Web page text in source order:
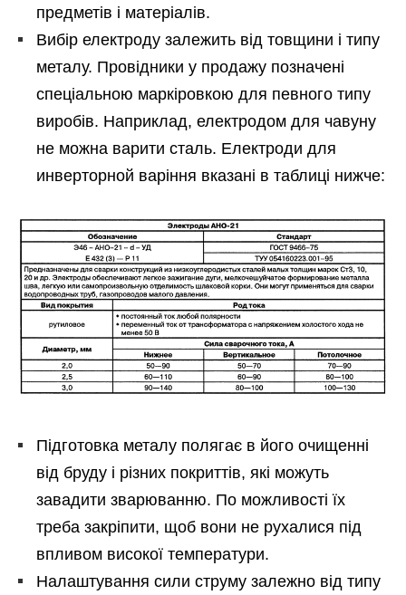
предметів і матеріалів.
Вибір електроду залежить від товщини і типу
металу. Провідники у продажу позначені
спеціальною маркіровкою для певного типу
виробів. Наприклад, електродом для чавуну
не можна варити сталь. Електроди для
инверторной варіння вказані в таблиці нижче:
Підготовка металу полягає в його очищенні
від бруду і різних покриттів, які можуть
завадити зварюванню. По можливості їх
треба закріпити, щоб вони не рухалися під
впливом високої температури.
Налаштування сили струму залежно від типу